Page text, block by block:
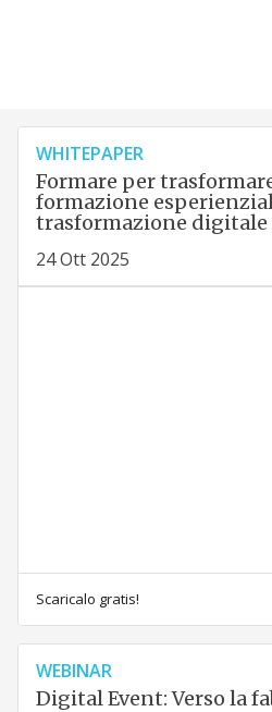
WHITEPAPER
Formare per
formazione
trasformazione digitale
24 Ott 2025
Scaricalo gratis!
WEBINAR
Digital Event: Verso la